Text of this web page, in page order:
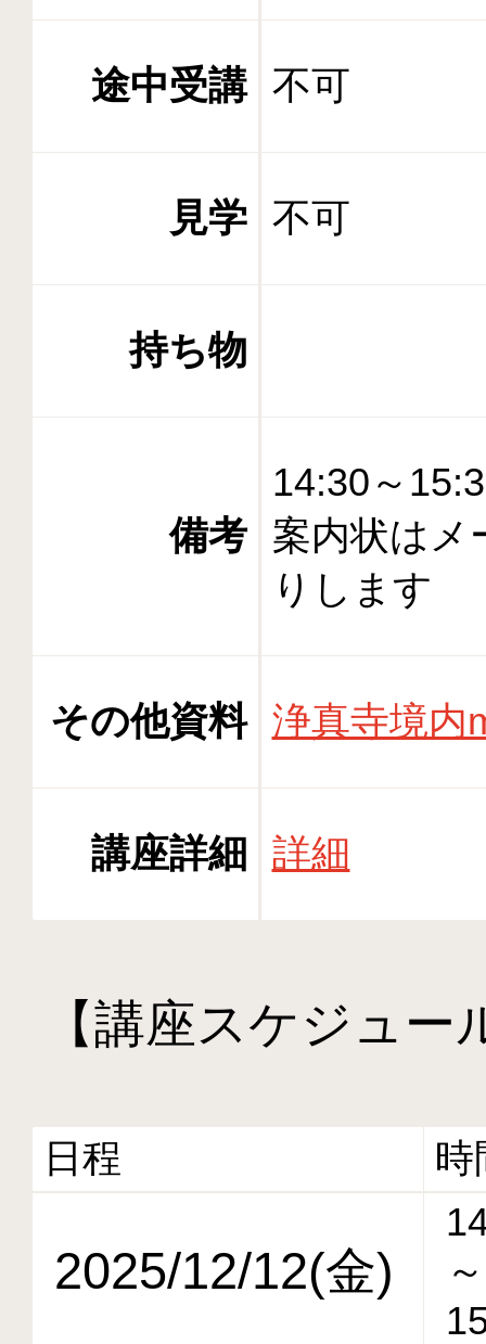
途中受講 不可
見学 不可
持ち物
備考
14:30～
案内状はメ
りします
その他資料 浄真寺境内
講座詳細 詳細
【講座スケジュー
日程 時
2025/12/12(金)
～